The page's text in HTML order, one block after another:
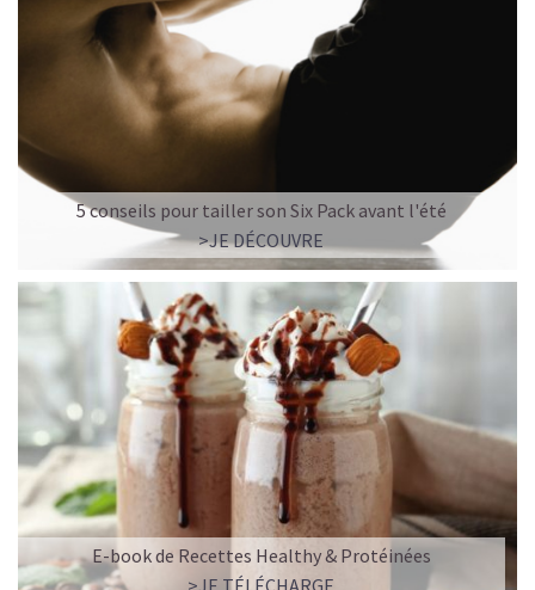
5 conseils pour tailler son Six Pack avant l'été
>JE DÉCOUVRE
E-book de Recettes Healthy & Protéinées